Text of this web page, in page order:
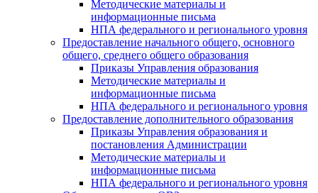
Методические материалы и
информационные письма
НПА федерального и регионального уровня
Предоставление начального общего, основного
общего, среднего общего образования
Приказы Управления образования
Методические материалы и
информационные письма
НПА федерального и регионального уровня
Предоставление дополнительного образования
Приказы Управления образования и
постановления Администрации
Методические материалы и
информационные письма
НПА федерального и регионального уровня